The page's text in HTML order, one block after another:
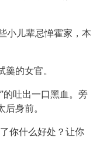
小儿辈忌惮霍家，本
的女官。
的吐出一口黑血。旁
身前。
你什么好处？让你